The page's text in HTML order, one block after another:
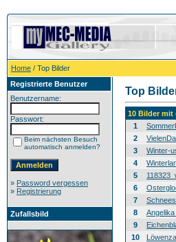
Home / Top Bilder
Registrierte Benutzer
Benutzername:
Passwort:
Beim nächsten Besuch
automatisch anmelden?
» Password vergessen
» Registrierung
Zufallsbild
Top
10 Bilder mit
1
2
3
Winter-
4
5
6
7
8
9
10